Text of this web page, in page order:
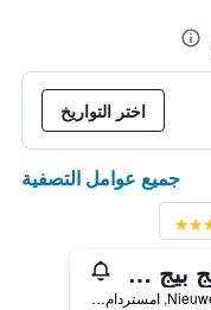
اختر التواريخ
جميع عوامل التصفية
ذا فلاينج بيج داون تاون يوث هوستل
Nieuwendijk 100, امستردام, مقاطعة شمال هولندا, هولندا